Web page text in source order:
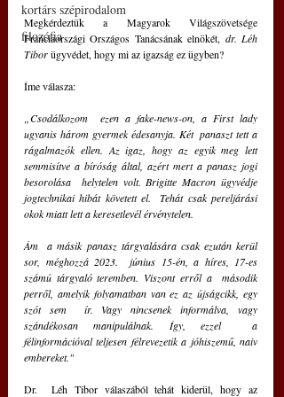
kortárs szépirodalom
filozófia
Megkérdeztük a Magyarok Világszövetsége
Franciaországi Országos Tanácsának elnökét, dr. Léh
Tibor ügyvédet, hogy mi az igazság ez ügyben?
Íme válasza:
„Csodálkozom  ezen a fake-news-on, a First lady
ugyanis három gyermek édesanyja. Két  panaszt tett a
rágalmazók ellen. Az igaz, hogy az egyik meg lett
semmisítve a bíróság által, azért mert a panasz jogi
besorolása  helytelen volt. Brigitte Macron ügyvédje
jogtechnikai hibát követett el.  Tehát csak pereljárási
okok miatt lett a keresetlevél érvénytelen.
Ám  a másik panasz tárgyalására csak ezután kerül
sor, méghozzá 2023.  június 15-én, a híres, 17-es
számú tárgyaló teremben. Viszont erről a  második
perről, amelyik folyamatban van ez az újságcikk, egy
szót sem  ír. Vagy nincsenek informálva, vagy
szándékosan manipulálnak. Így, ezzel  a
félinformációval teljesen félrevezetik a jóhiszemű, naiv
embereket."
Dr.  Léh Tibor válaszából tehát kiderül, hogy az